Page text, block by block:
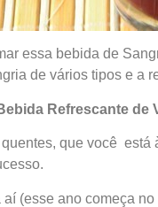
essa bebida de
de vários tipos e a
Refrescante de
que você está
(esse ano começa